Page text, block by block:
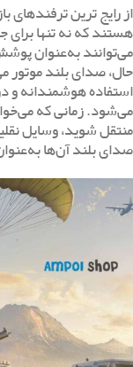
از رایج ترین ترفندهای
هستند که نه تنها
می‌توانند به‌عنوان
حال، صدای بلند موتور
استفاده هوشمندانه و
می‌شود. زمانی که
منتقل شوید، وسایل
صدای بلند آن‌ها